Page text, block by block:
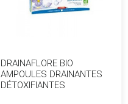
DRAINAFLORE BIO
AMPOULES DRAINANTES
DÉTOXIFIANTES